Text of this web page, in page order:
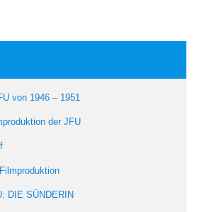
von 1946 – 1951
der JFU
DIE SÜNDERIN